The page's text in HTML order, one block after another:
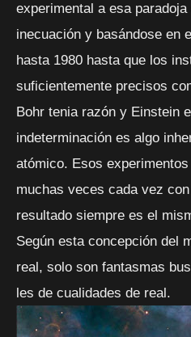
experimental a esa
inecuación y basándose en
hasta 1980 hasta que los
suficientemente precisos
Bohr tenia razón y Einstein
indeterminación es algo
atómico. Esos
muchas veces cada vez
resultado siempre es el
Según esta concepción del
real, solo son fantasmas
les de cualidades de real.